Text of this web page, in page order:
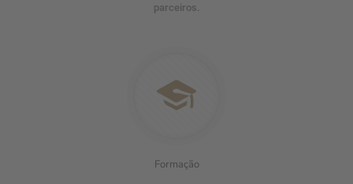
parceiros.
Formação